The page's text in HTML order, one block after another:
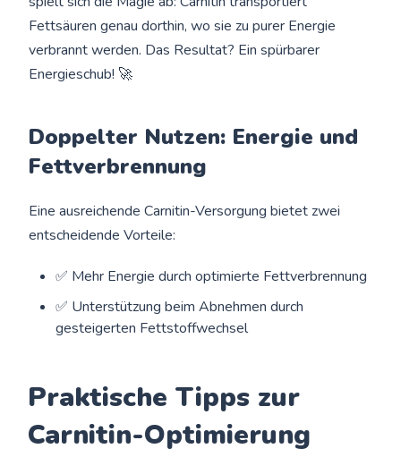
Fettsäuren genau dorthin, wo sie zu purer Energie
verbrannt werden. Das Resultat? Ein spürbarer
Energieschub! 🚀
Doppelter Nutzen: Energie und
Fettverbrennung
Eine ausreichende Carnitin-Versorgung bietet zwei
entscheidende Vorteile:
✅ Mehr Energie durch optimierte Fettverbrennung
✅ Unterstützung beim Abnehmen durch
gesteigerten Fettstoffwechsel
Praktische Tipps zur
Carnitin-Optimierung